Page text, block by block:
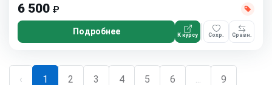
6 500 ₽
Подробнее К курсу Сохр. Сравн.
‹ 1 2 3 4 5 6 ... 9